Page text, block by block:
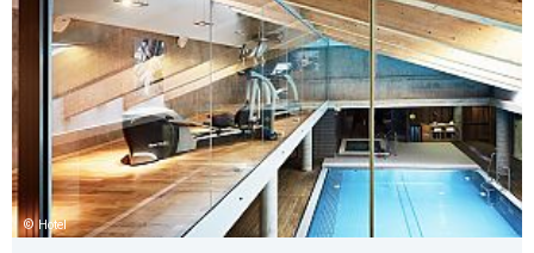
Hotel